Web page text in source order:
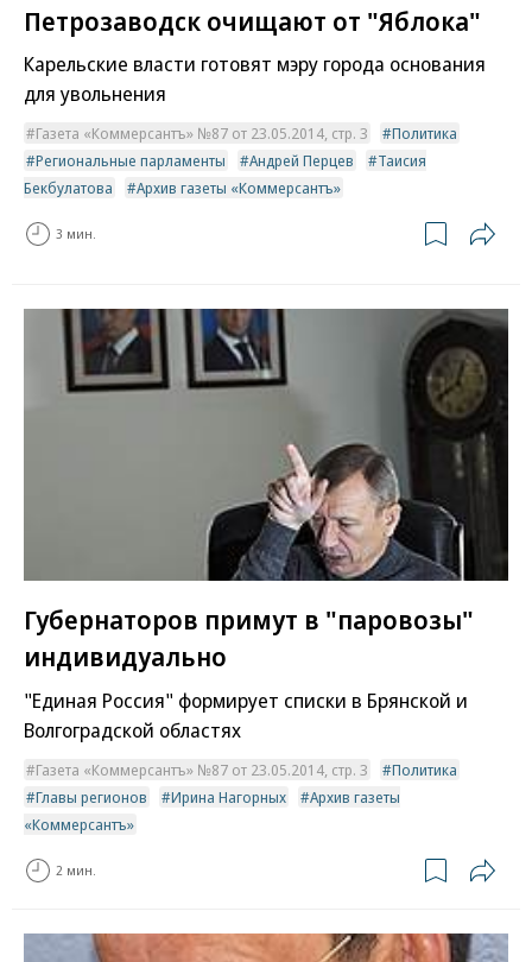
Петрозаводск очищают от "Яблока"
Карельские власти готовят мэру города основания
для увольнения
Газета «Коммерсантъ» №87 от 23.05.2014, стр. 3
Политика
Региональные парламенты
Андрей Перцев
Таисия
Бекбулатова
Архив газеты «Коммерсантъ»
3 мин.
Губернаторов примут в "паровозы"
индивидуально
"Единая Россия" формирует списки в Брянской и
Волгоградской областях
Газета «Коммерсантъ» №87 от 23.05.2014, стр. 3
Политика
Главы регионов
Ирина Нагорных
Архив газеты
«Коммерсантъ»
2 мин.